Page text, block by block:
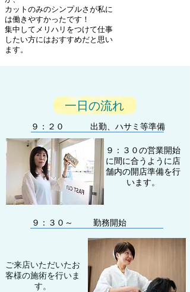
カットのみのシンプルさが私に
は働きやすかったです！
集中してメリハリをつけて仕事
したい方にはおすすめだと思い
ます。
一日の流れ
９：２０ 出勤、ハサミ等準備
９：３０の営業開始
に間に合うように店
舗内の開店準備を行
います。
９：３０～ 勤務開始
​ご来店いただいたお
客様の施術を行いま
す。